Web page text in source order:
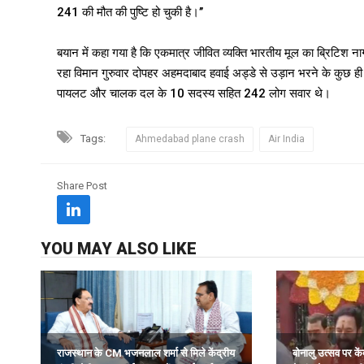
241 की मौत की पुष्टि हो चुकी है।’’
बयान में कहा गया है कि एकमात्र जीवित व्यक्ति भारतीय मूल का
रहा विमान गुरुवार दोपहर अहमदाबाद हवाई अड्डे से उड़ान भरने के कुछ
पायलट और चालक दल के 10 सदस्य सहित 242 लोग सवार थे।
Tags: Ahmedabad plane crash Air India
Share Post
YOU MAY ALSO LIKE
राजस्थान के CM भजनलाल शर्मा से मिले केंद्रीय
बोनालु उत्सव पर